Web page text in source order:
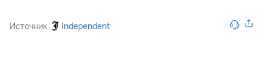
Источник Independent